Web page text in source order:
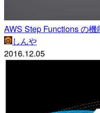
AWS Step Functions の
しんや
2016.12.05